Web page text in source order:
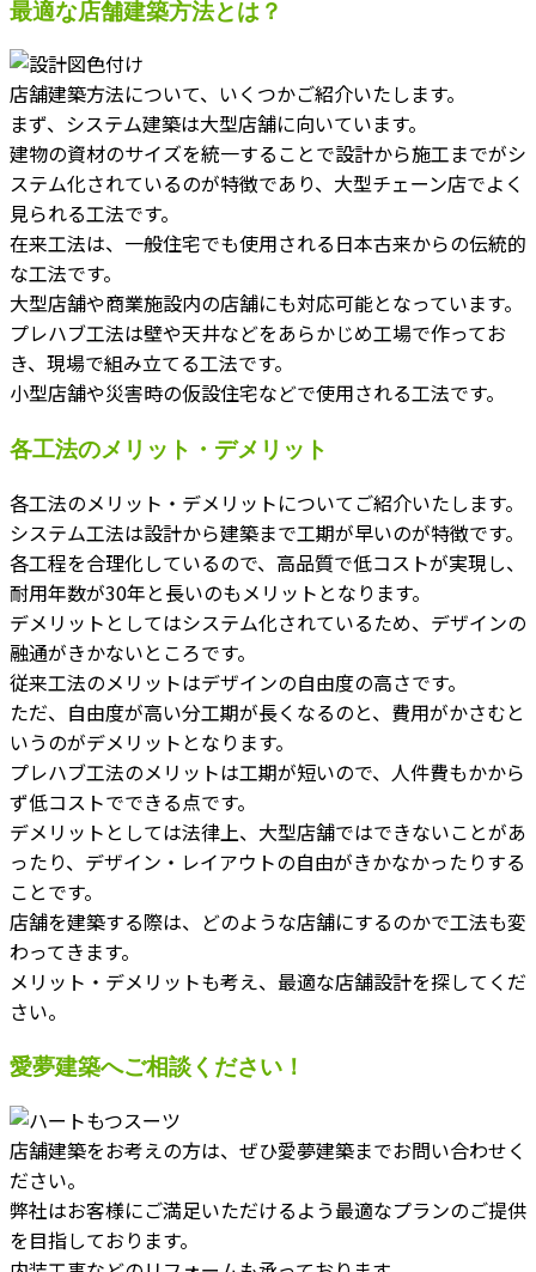
最適な店舗建築方法とは？
店舗建築方法について、いくつかご紹介いたします。
まず、システム建築は大型店舗に向いています。
建物の資材のサイズを統一することで設計から施工までがシ
ステム化されているのが特徴であり、大型チェーン店でよく
見られる工法です。
在来工法は、一般住宅でも使用される日本古来からの伝統的
な工法です。
大型店舗や商業施設内の店舗にも対応可能となっています。
プレハブ工法は壁や天井などをあらかじめ工場で作ってお
き、現場で組み立てる工法です。
小型店舗や災害時の仮設住宅などで使用される工法です。
各工法のメリット・デメリット
各工法のメリット・デメリットについてご紹介いたします。
システム工法は設計から建築まで工期が早いのが特徴です。
各工程を合理化しているので、高品質で低コストが実現し、
耐用年数が30年と長いのもメリットとなります。
デメリットとしてはシステム化されているため、デザインの
融通がきかないところです。
従来工法のメリットはデザインの自由度の高さです。
ただ、自由度が高い分工期が長くなるのと、費用がかさむと
いうのがデメリットとなります。
プレハブ工法のメリットは工期が短いので、人件費もかから
ず低コストでできる点です。
デメリットとしては法律上、大型店舗ではできないことがあ
ったり、デザイン・レイアウトの自由がきかなかったりする
ことです。
店舗を建築する際は、どのような店舗にするのかで工法も変
わってきます。
メリット・デメリットも考え、最適な店舗設計を探してくだ
さい。
愛夢建築へご相談ください！
店舗建築をお考えの方は、ぜひ愛夢建築までお問い合わせく
ださい。
弊社はお客様にご満足いただけるよう最適なプランのご提供
を目指しております。